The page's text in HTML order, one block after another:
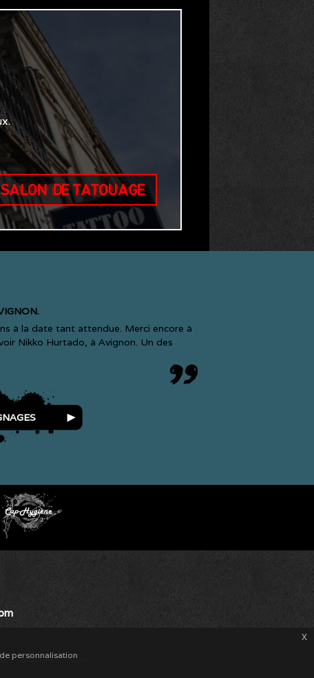
DE TATOUAGE
à la date tant attendue. Merci encore à
Nikko Hurtado, à Avignon. Un des
-Tatouage-Tattoo
personnalisation
x